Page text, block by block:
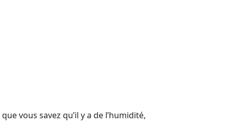
vous savez qu’il y a de l’humidité,